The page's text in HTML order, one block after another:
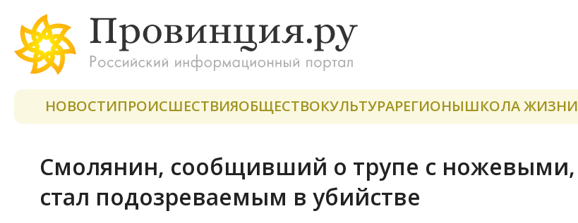
НОВОСТИПРОИСШЕСТВИЯОБЩЕСТВОКУЛЬТУРАРЕГИОНЫШКОЛА ЖИЗНИ
Смолянин, сообщивший о трупе с ножевыми,
стал подозреваемым в убийстве